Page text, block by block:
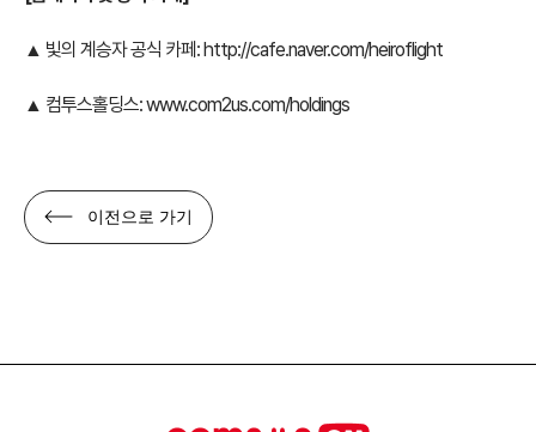
▲ 빛의 계승자 공식 카페:http://cafe.naver.com/heiroflight
▲ 컴투스홀딩스:www.com2us.com/holdings
이전으로 가기